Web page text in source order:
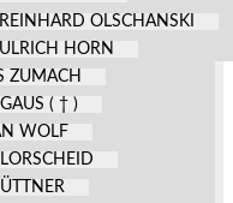
REINHARD OLSCHANSKI
ULRICH HORN
ZUMACH
( † )
WOLF